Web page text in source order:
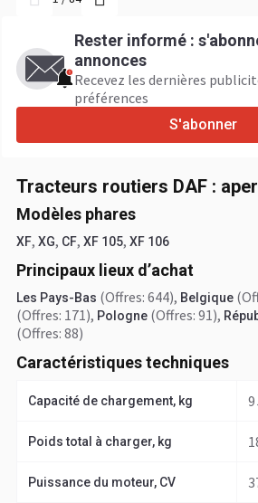
Rester informé :
annonces
Recevez les dernières
préférences
S'abonner
Tracteurs routiers DAF :
Modèles phares
XF, XG, CF, XF 105, XF 106
Principaux lieux d’achat
Les Pays-Bas (Offres: 644), Belgique
(Offres: 171), Pologne (Offres: 91),
(Offres: 88)
Caractéristiques techniques
Capacité de chargement, kg 9
Poids total à charger, kg
Puissance du moteur, CV